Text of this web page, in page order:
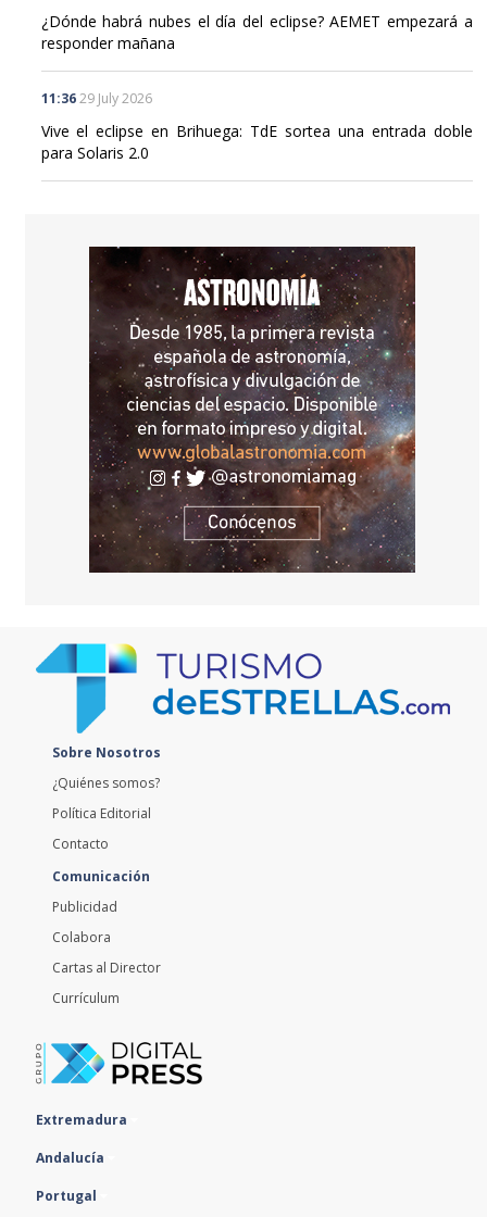
¿Dónde habrá nubes el día del eclipse? AEMET empezará a
responder mañana
11:36 29 July 2026
Vive el eclipse en Brihuega: TdE sortea una entrada doble
para Solaris 2.0
Sobre Nosotros
¿Quiénes somos?
Política Editorial
Contacto
Comunicación
Publicidad
Colabora
Cartas al Director
Currículum
Extremadura
Andalucía
Portugal